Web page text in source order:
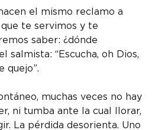
el mismo reclamo a
te servimos y te
saber: ¿dónde
salmista: “Escucha, oh Dios,
quejo”.
muchas veces no hay
ni tumba ante la cual llorar,
La pérdida desorienta. Uno